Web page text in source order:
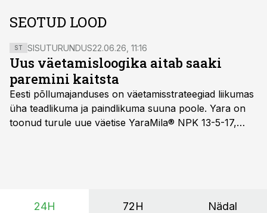
SEOTUD LOOD
ST SISUTURUNDUS22.06.26, 11:16
Uus väetamisloogika aitab saaki
paremini kaitsta
Eesti põllumajanduses on väetamisstrateegiad liikumas
üha teadlikuma ja paindlikuma suuna poole. Yara on
toonud turule uue väetise YaraMila® NPK 13-5-17,
24H 72H Nädal